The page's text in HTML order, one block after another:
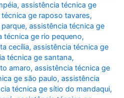
,assistência técnica ge
ge raposo tavares,
,assistência técnica ge
técnica ge rio pequeno,
cecília,assistência técnica ge
técnica ge santana,
amaro,assistência técnica ge
ge são paulo,assistência
técnica ge sítio do mandaqui,